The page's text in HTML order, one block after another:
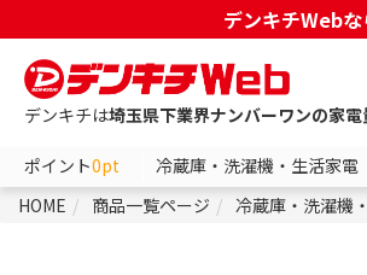
デンキチWeb
デンキチは埼玉県下業界ナンバーワンの家
ポイント0pt 冷蔵庫・洗濯機・生活家電
HOME
商品一覧ページ 冷蔵庫・洗濯機